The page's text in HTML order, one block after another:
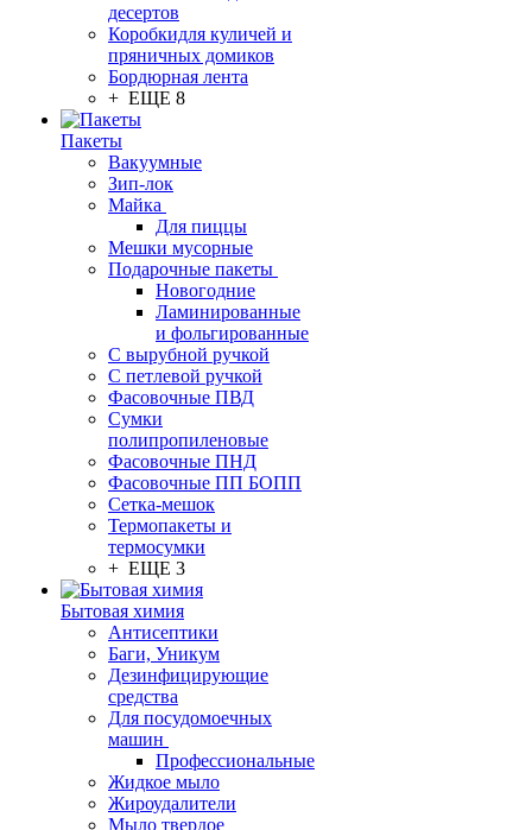
десертов
Коробкидля куличей и
пряничных домиков
Бордюрная лента
+ ЕЩЕ 8
Пакеты
Вакуумные
Зип-лок
Майка
Для пиццы
Мешки мусорные
Подарочные пакеты
Новогодние
Ламинированные
и фольгированные
С вырубной ручкой
С петлевой ручкой
Фасовочные ПВД
Сумки
полипропиленовые
Фасовочные ПНД
Фасовочные ПП БОПП
Сетка-мешок
Термопакеты и
термосумки
+ ЕЩЕ 3
Бытовая химия
Антисептики
Баги, Уникум
Дезинфицирующие
средства
Для посудомоечных
машин
Профессиональные
Жидкое мыло
Жироудалители
Мыло твердое